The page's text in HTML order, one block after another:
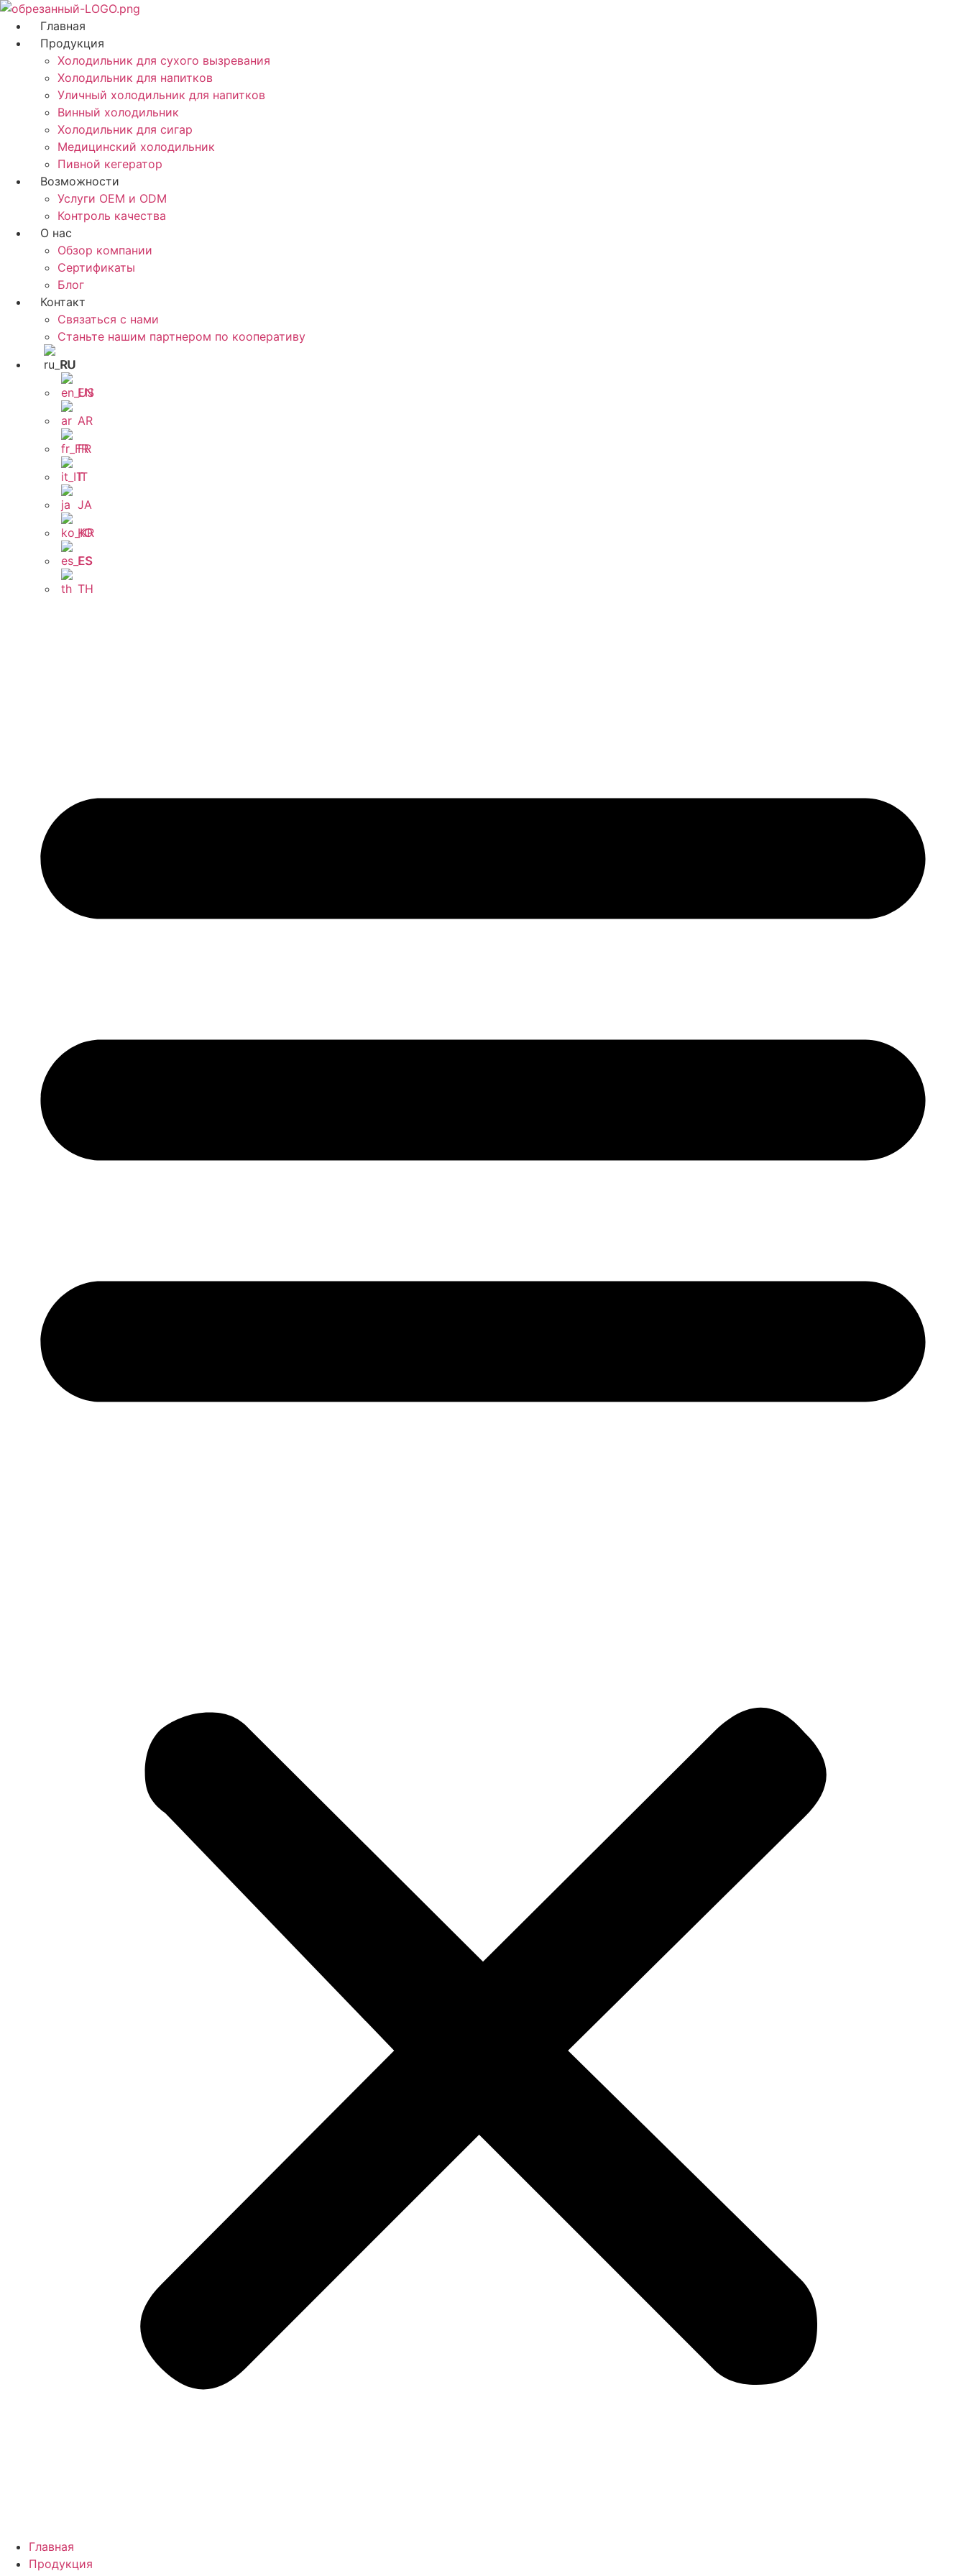
Перейти
содержанию
Главная
Продукция
Холодильник для сухого вызревания
Холодильник для напитков
Уличный холодильник для напитков
Винный холодильник
Холодильник для сигар
Медицинский холодильник
Пивной кегератор
Возможности
Услуги OEM и ODM
Контроль качества
О нас
Обзор компании
Сертификаты
Блог
Контакт
Связаться с нами
Станьте нашим партнером по кооперативу
RU
EN
AR
FR
IT
JA
KO
ES
TH
Главная
Продукция